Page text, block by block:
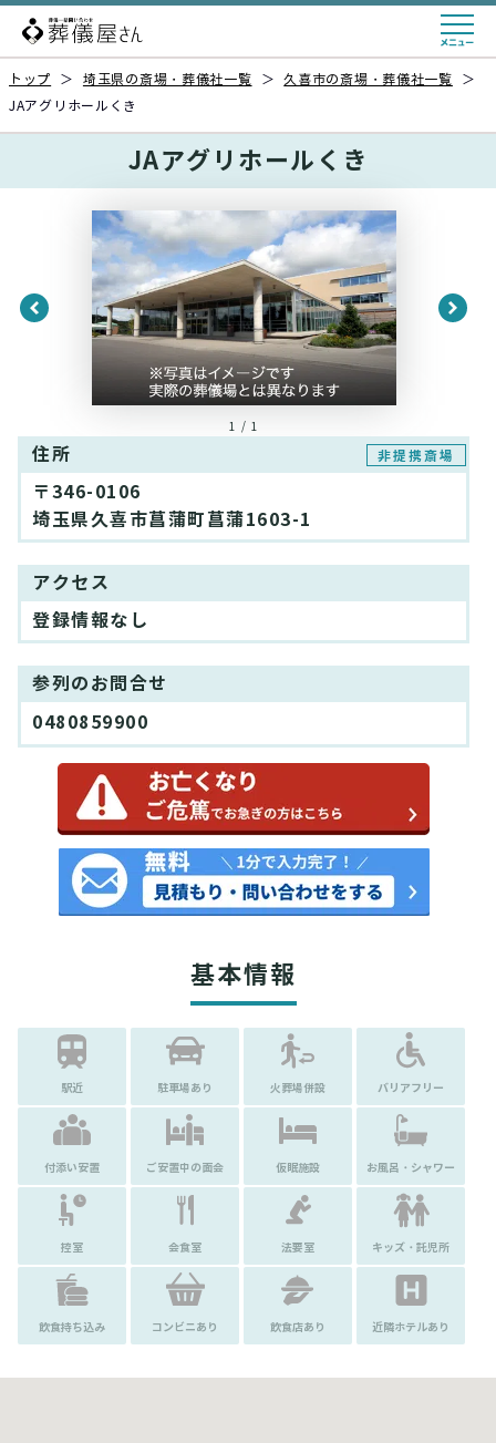
トップ ＞ 埼玉県の斎場・葬儀社一覧 ＞ 久喜市の斎場・葬儀社一覧
＞
JAアグリホールくき
JAアグリホールくき
1 / 1
住所 非提携斎場
〒346-0106
埼玉県久喜市菖蒲町菖蒲1603-1
アクセス
登録情報なし
参列のお問合せ
0480859900
基本情報
駅近 駐車場あり 火葬場併設 バリアフリー
付添い安置 ご安置中の面会 仮眠施設 お風呂・シャワー
控室 会食室 法要室 キッズ・託児所
飲食持ち込み コンビニあり 飲食店あり 近隣ホテルあり